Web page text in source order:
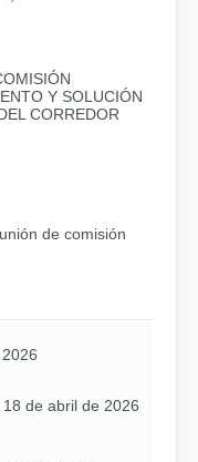
Y SOLUCIÓN
CORREDOR
de comisión
de abril de 2026